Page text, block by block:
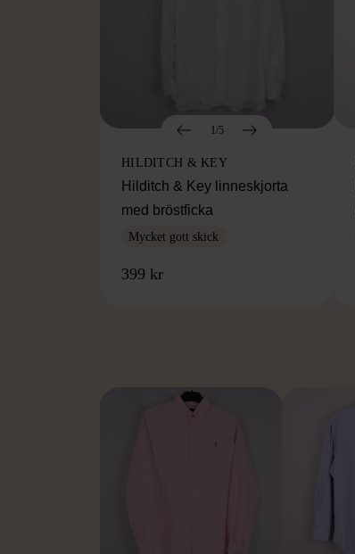
1/5
HILDITCH & KEY
Hilditch & Key linneskjorta
med bröstficka
Mycket gott skick
399 kr